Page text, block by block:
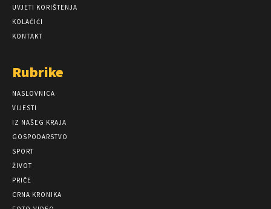
UVJETI KORIŠTENJA
KOLAČIĆI
KONTAKT
Rubrike
NASLOVNICA
VIJESTI
IZ NAŠEG KRAJA
GOSPODARSTVO
SPORT
ŽIVOT
PRIČE
CRNA KRONIKA